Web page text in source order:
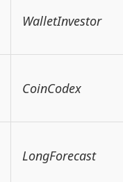
WalletInvestor
CoinCodex
LongForecast